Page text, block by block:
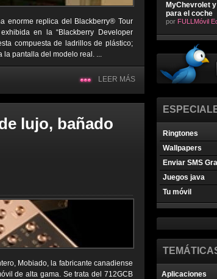
enorme replica del Blackberry® Tour
en la “Blackberry Developer
compuesta de ladrillos de plástico;
la pantalla del modelo real. ...
LEER MÁS
lujo, bañado
Mobiado, la fabricante canadiense
de alta gama. Se trata del 712GCB
MyChevrolet
para el coche
por FULLMóvil
Ringtones
Wallpapers
Enviar SMS
Juegos java
Tu móvil
Aplicaciones